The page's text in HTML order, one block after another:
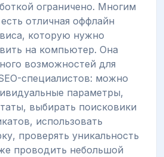
ограничено. Многим
отличная оффлайн
которую нужно
на компьютер. Она
возможностей для
специалистов: можно
параметры,
выбирать поисковики
использовать
проверять уникальность
проводить небольшой